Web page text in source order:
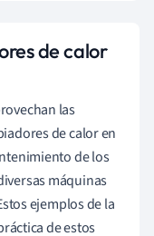
de calor
las
de calor en
de los
máquinas
ejemplos de la
de estos